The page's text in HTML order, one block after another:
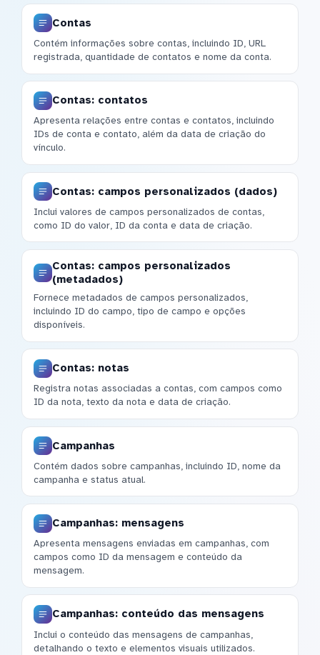
Contas
Contém informações sobre contas, incluindo ID, URL
registrada, quantidade de contatos e nome da conta.
Contas: contatos
Apresenta relações entre contas e contatos, incluindo
IDs de conta e contato, além da data de criação do
vínculo.
Contas: campos personalizados (dados)
Inclui valores de campos personalizados de contas,
como ID do valor, ID da conta e data de criação.
Contas: campos personalizados
(metadados)
Fornece metadados de campos personalizados,
incluindo ID do campo, tipo de campo e opções
disponíveis.
Contas: notas
Registra notas associadas a contas, com campos como
ID da nota, texto da nota e data de criação.
Campanhas
Contém dados sobre campanhas, incluindo ID, nome da
campanha e status atual.
Campanhas: mensagens
Apresenta mensagens enviadas em campanhas, com
campos como ID da mensagem e conteúdo da
mensagem.
Campanhas: conteúdo das mensagens
Inclui o conteúdo das mensagens de campanhas,
detalhando o texto e elementos visuais utilizados.